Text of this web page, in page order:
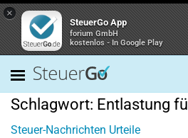
×
SteuerGo App
forium GmbH
kostenlos - In Google Play
Schlagwort: Entlastung
Steuer-Nachrichten Urteile